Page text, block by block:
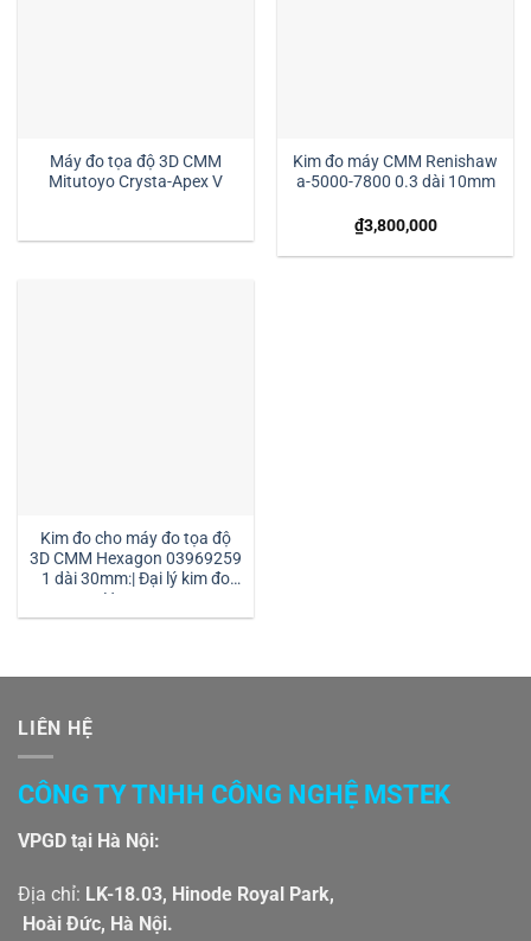
Máy đo tọa độ 3D CMM
Mitutoyo Crysta-Apex V
Kim đo máy CMM Renishaw
a-5000-7800 0.3 dài 10mm
₫3,800,000
Kim đo cho máy đo tọa độ
3D CMM Hexagon 03969259
1 dài 30mm:| Đại lý kim đo
Hexagon
LIÊN HỆ
CÔNG TY TNHH CÔNG NGHỆ MSTEK
VPGD tại Hà Nội:
Địa chỉ: LK-18.03, Hinode Royal Park,
Hoài Đức, Hà Nội.